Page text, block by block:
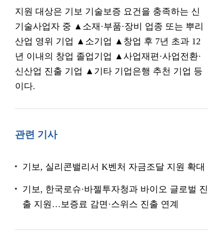
지원 대상은 기보 기술보증 요건을 충족하는 신
기술사업자 중 ▲소재·부품·장비 업종 또는 뿌리
산업 영위 기업 ▲소기업 ▲창업 후 7년 초과 12
년 이내의 창업 졸업기업 ▲사업재편·사업전환·
신산업 진출 기업 ▲기타 기업은행 추천 기업 등
이다.
관련 기사
기보, 실리콘밸리서 K벤처 자금조달 지원 확대
기보, 한국로슈·바젤투자청과 바이오 글로벌 진
출 지원…보증료 감면·스위스 진출 연계